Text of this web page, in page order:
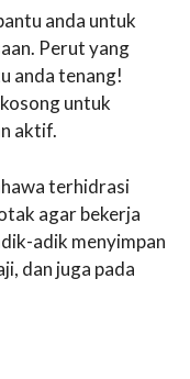
anda untuk
Perut yang
anda tenang!
untuk
aktif.
terhidrasi
agar bekerja
adik menyimpan
dan juga pada